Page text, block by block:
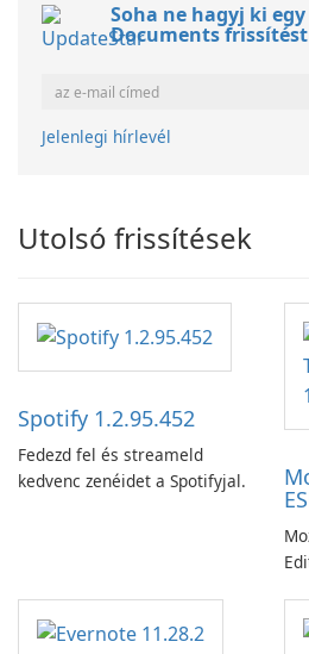
Soha ne hagyj ki egy
Documents
Jelenlegi hírlevél
Utolsó frissítések
Spotify 1.2.95.452
Fedezd fel és streameld
kedvenc zenéidet a Spotifyjal.